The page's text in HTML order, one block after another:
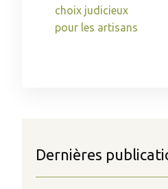
choix judicieux
pour les artisans
Dernières